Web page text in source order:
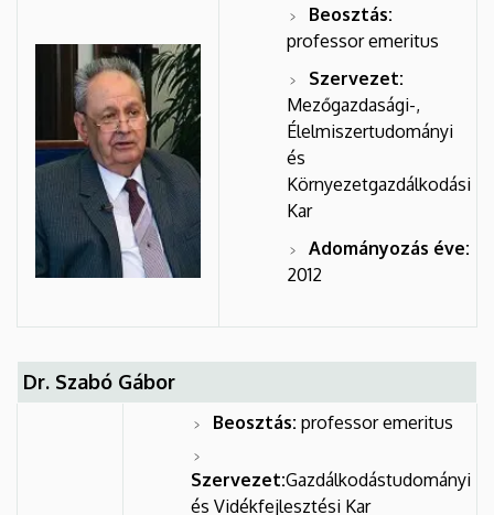
Beosztás:
professor emeritus
Szervezet:
Mezőgazdasági-,
Élelmiszertudományi
és
Környezetgazdálkodási
Kar
Adományozás éve:
2012
Dr. Szabó Gábor
Beosztás: professor emeritus
Szervezet:Gazdálkodástudományi
és Vidékfejlesztési Kar